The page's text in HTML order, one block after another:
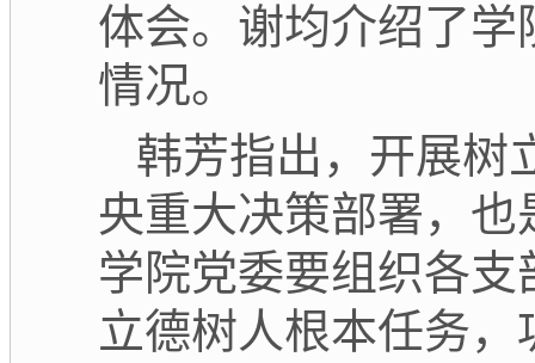
体会。谢均介绍了
情况。
韩芳指出，开展树
央重大决策部署，
学院党委要组织各
立德树人根本任务